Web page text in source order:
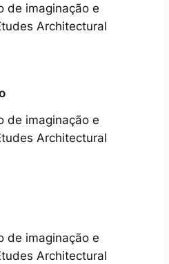
de imaginação e
Architectural
de imaginação e
Architectural
de imaginação e
Architectural